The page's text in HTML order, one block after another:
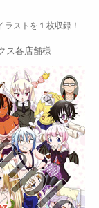
ストを１枚収録！
ス各店舗様